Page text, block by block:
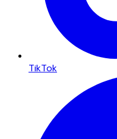
TikTok